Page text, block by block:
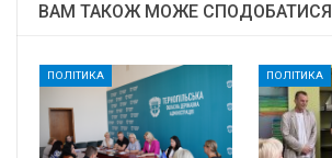
ВАМ ТАКОЖ МОЖЕ СПОДОБАТИСЯ
ПОЛІТИКА ПОЛІТИКА